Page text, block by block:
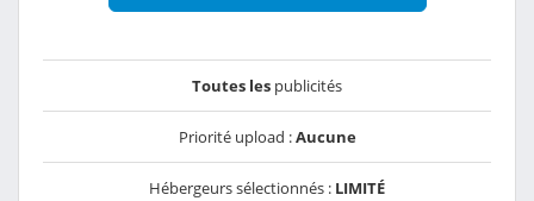
Toutes les publicités
Priorité upload :Aucune
Hébergeurs sélectionnés : LIMITÉ